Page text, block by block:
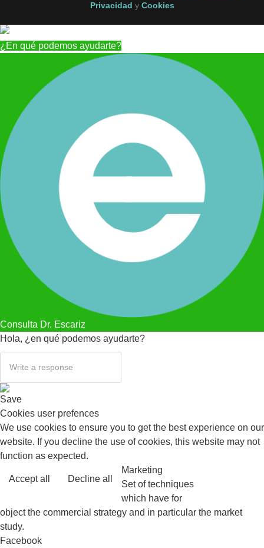
Privacidad y Cookies
¿En qué podemos ayudarte?
Consulta Dr. Escariz
Hola, ¿en qué podemos ayudarte?
Save
Cookies user prefences
We use cookies to ensure you to get the best experience on our
website. If you decline the use of cookies, this website may not
function as expected.
Accept all Decline all
Marketing
Set of techniques
which have for
object the commercial strategy and in particular the market
study.
Facebook